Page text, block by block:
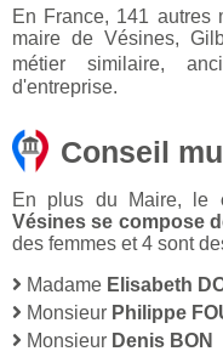
En France, 141 autres
maire de Vésines,
métier similaire,
d'entreprise.
Conseil
En plus du Maire, le
Vésines se compose
des femmes et 4 sont
Madame Elisabeth
Monsieur Philippe
Monsieur Denis BON